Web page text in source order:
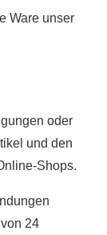
Ware unser
oder
und den
Shops.
24